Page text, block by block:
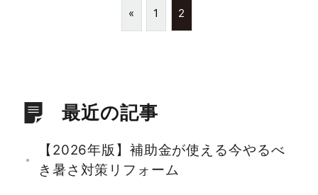
« 1 2
最近の記事
【2026年版】補助金が使える今やるべ
き暑さ対策リフォーム